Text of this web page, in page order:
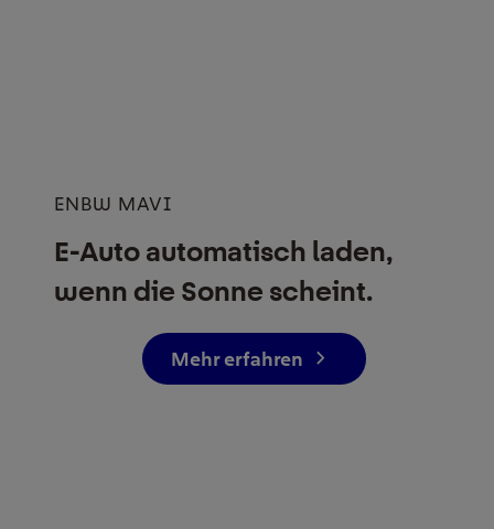
ENBW MAVI
E-Auto automatisch laden,
wenn die Sonne scheint.
Mehr erfahren